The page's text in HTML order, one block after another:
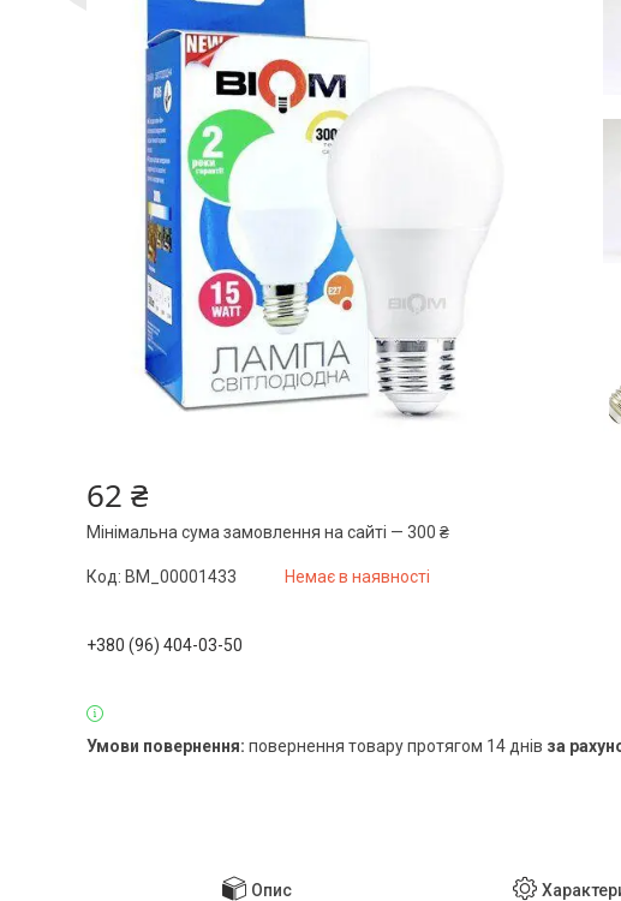
62 ₴
Мінімальна сума замовлення на сайті — 300 ₴
Немає в наявності
Код: BM_00001433
+380 (96) 404-03-50
повернення товару протягом 14 днів за
Опис